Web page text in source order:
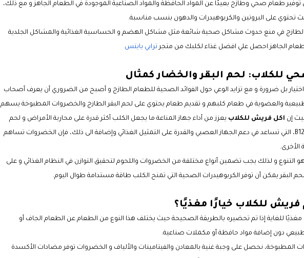
توفير طعام صحي وطازج بعيدًا عن المواد الحافظة والمواد الصناعية الموجودة في الطعام الجاهز و مع ذلك،
تحتوي على البروتين والكربوهيدرات والدهون بنسب مناسبة.
في منع حدوث مشاكل صحية شائعة مثل مشاكل الهضم و الحساسية الغذائية والمشاكل الجلدية
الجاهز.احصل علي افضل غذاء لكلبك من متجرترابي بايتس
للكلاب: لحم البقر والخضار كمثال
بل ضرورة و مع تزايد الوعي حول الفوائد الصحية للطعام الطازج و أصبح من الضروري أن يعرف أصحاب
والعضوية في طعام كلبهم و تقديم طعام يحتوي على لحم البقر الطازج والخضروات المطبوخة يسهم
إن اكل فريش للكلاب يعزز من أداء جهاز المناعة ما يجعل الكلب أكثر قدرة على محاربة الأمراض و لحم
البقر يحتوي على فيتامينات أساسية مثل B12، التي تساعد في دعم الجهاز العصبي والقدرة على التمثيل الغذائي وإضافة الى ذلك، فإن الخضروات تساهم
هو التنوع و لذلك يجب تضمين أنواع مختلفة من الخضروات واللحوم لتحقيق التوازن في النظام الغذائي و على
البقر يمكن أن توفر الكربوهيدرات الصحية التي تمنح الكلب طاقة مستدامة طوال اليوم.
للكلاب خيارًا مغذيًا؟
مغذيًا للغاية إذا تم تحضيره بالطريقة الصحيحة حيث يختلف هذا النوع من الطعام عن الطعام الجاف أو
دون إضافة مواد حافظة أو مكملات صناعية.
المطبوخة، نحصل على وجبة غنية بالمعادن والفيتامينات والألياف و الخضروات توفر مضادات الأكسدة